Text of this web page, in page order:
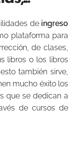
de ingreso
plataforma para
de clases,
libros o los libros
también sirve,
mucho éxito los
que se dedican a
de cursos de